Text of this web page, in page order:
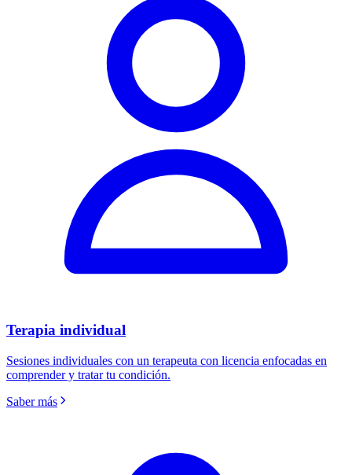
Terapia individual
Sesiones individuales con un terapeuta con licencia enfocadas en
comprender y tratar tu condición.
Saber más